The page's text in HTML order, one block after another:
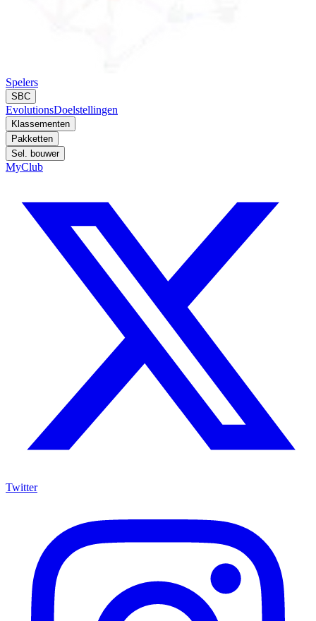
Spelers
SBC
EvolutionsDoelstellingen
Klassementen
Pakketten
Sel. bouwer
MyClub
Twitter